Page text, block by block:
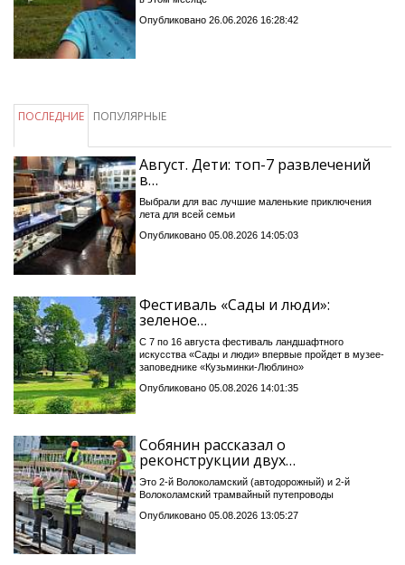
Опубликовано 26.06.2026 16:28:42
ПОСЛЕДНИЕ ПОПУЛЯРНЫЕ
Август. Дети: топ-7 развлечений
в…
Выбрали для вас лучшие маленькие приключения
лета для всей семьи
Опубликовано 05.08.2026 14:05:03
Фестиваль «Сады и люди»:
зеленое…
С 7 по 16 августа фестиваль ландшафтного
искусства «Сады и люди» впервые пройдет в музее-
заповеднике «Кузьминки-Люблино»
Опубликовано 05.08.2026 14:01:35
Собянин рассказал о
реконструкции двух…
Это 2-й Волоколамский (автодорожный) и 2-й
Волоколамский трамвайный путепроводы
Опубликовано 05.08.2026 13:05:27